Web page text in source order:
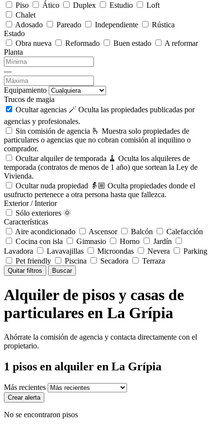
Piso
Ático Duplex Estudio
Loft
Chalet
Adosado
Pareado Independiente
Rústica
Estado
Obra nueva
Reformado Buen estado
A reformar
Planta
—
Equipamiento
Trucos de magia
Ocultar agencias 🪄 Oculta las propiedades publicadas por
agencias y profesionales.
Sin comisión de agencia 🫰 Muestra solo propiedades de
particulares o agencias que no cobran comisión al inquilino o
comprador.
Ocultar alquiler de temporada 🧹 Oculta los alquileres de
temporada (contratos de menos de 1 año) que sortean la Ley de
Vivienda.
Ocultar nuda propiedad 👵🏼 Oculta propiedades donde el
usufructo pertenece a otra persona hasta que fallezca.
Exterior / Interior
Sólo exteriores 🌞
Características
Aire acondicionado
Ascensor Balcón
Calefacción
Cocina con isla
Gimnasio Horno
Jardín
Lavadora
Lavavajillas Microondas Nevera
Parking
Pet friendly
Piscina Secadora Terraza
Quitar filtros Buscar
Alquiler de pisos y casas de
particulares en La Grípia
Ahórrate la comisión de agencia y contacta directamente con el
propietario.
1 pisos en alquiler en La Grípia
Más recientes
Crear alerta
No se encontraron pisos